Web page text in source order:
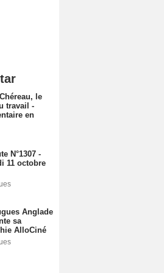
le
travail -
en
N°1307 -
11 octobre
Anglade
sa
AlloCiné